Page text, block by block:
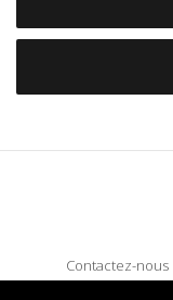
Contactez-nous